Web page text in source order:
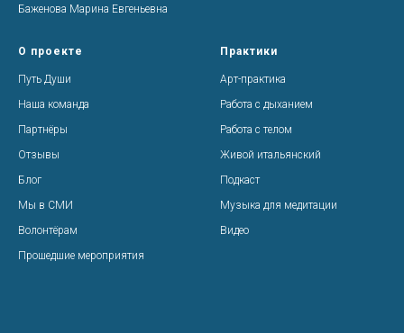
Баженова Марина Евгеньевна
О проекте
Путь Души
Наша команда
Партнёры
Отзывы
Блог
Мы в СМИ
Волонтёрам
Прошедшие мероприятия
Практики
Арт-практика
Работа с дыханием
Работа с телом
Живой итальянский
Подкаст
Музыка для медитации
Видео